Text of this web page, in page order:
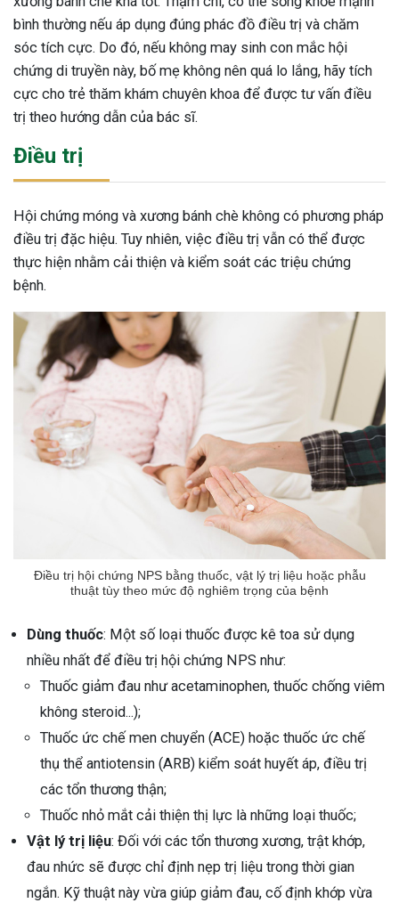
bình thường nếu áp dụng đúng phác đồ điều trị và chăm
sóc tích cực. Do đó, nếu không may sinh con mắc hội
chứng di truyền này, bố mẹ không nên quá lo lắng, hãy tích
cực cho trẻ thăm khám chuyên khoa để được tư vấn điều
trị theo hướng dẫn của bác sĩ.
Điều trị
Hội chứng móng và xương bánh chè không có phương pháp
điều trị đặc hiệu. Tuy nhiên, việc điều trị vẫn có thể được
thực hiện nhằm cải thiện và kiểm soát các triệu chứng
bệnh.
Điều trị hội chứng NPS bằng thuốc, vật lý trị liệu hoặc phẫu
thuật tùy theo mức độ nghiêm trọng của bệnh
Dùng thuốc: Một số loại thuốc được kê toa sử dụng
nhiều nhất để điều trị hội chứng NPS như:
Thuốc giảm đau như acetaminophen, thuốc chống viêm
không steroid...);
Thuốc ức chế men chuyển (ACE) hoặc thuốc ức chế
thụ thể antiotensin (ARB) kiểm soát huyết áp, điều trị
các tổn thương thận;
Thuốc nhỏ mắt cải thiện thị lực là những loại thuốc;
Vật lý trị liệu: Đối với các tổn thương xương, trật khớp,
đau nhức sẽ được chỉ định nẹp trị liệu trong thời gian
ngắn. Kỹ thuật này vừa giúp giảm đau, cố định khớp vừa